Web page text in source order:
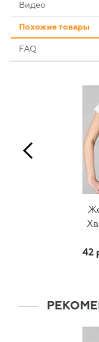
Видео
Похожие товары
FAQ
42